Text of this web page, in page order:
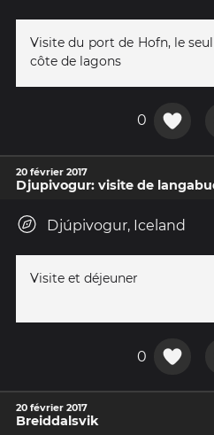
Visite du port de Hofn, le
côte de lagons
0
20 février 2017
Djupivogur: visite de
Djúpivogur, Iceland
Visite et déjeuner
0
20 février 2017
Breiddalsvik